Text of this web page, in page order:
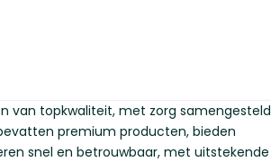
van topkwaliteit, met zorg samengesteld
premium producten, bieden
snel en betrouwbaar, met uitstekende